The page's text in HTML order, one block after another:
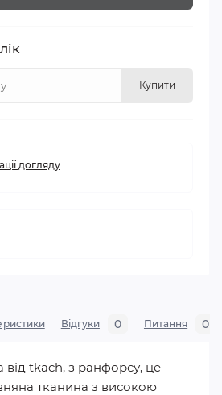
Купити
догляду
Відгуки 0 Питання 0
від tkach, з ранфорсу, це
тканина з високою